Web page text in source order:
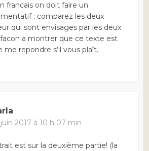
francais on doit faire un
: comparez les deux
qui sont envisages par les deux
a montrer que ce texte est
me repondre s’il vous plaît.
juin 2017 à 10 h 07 min
est sur la deuxième partie! (la